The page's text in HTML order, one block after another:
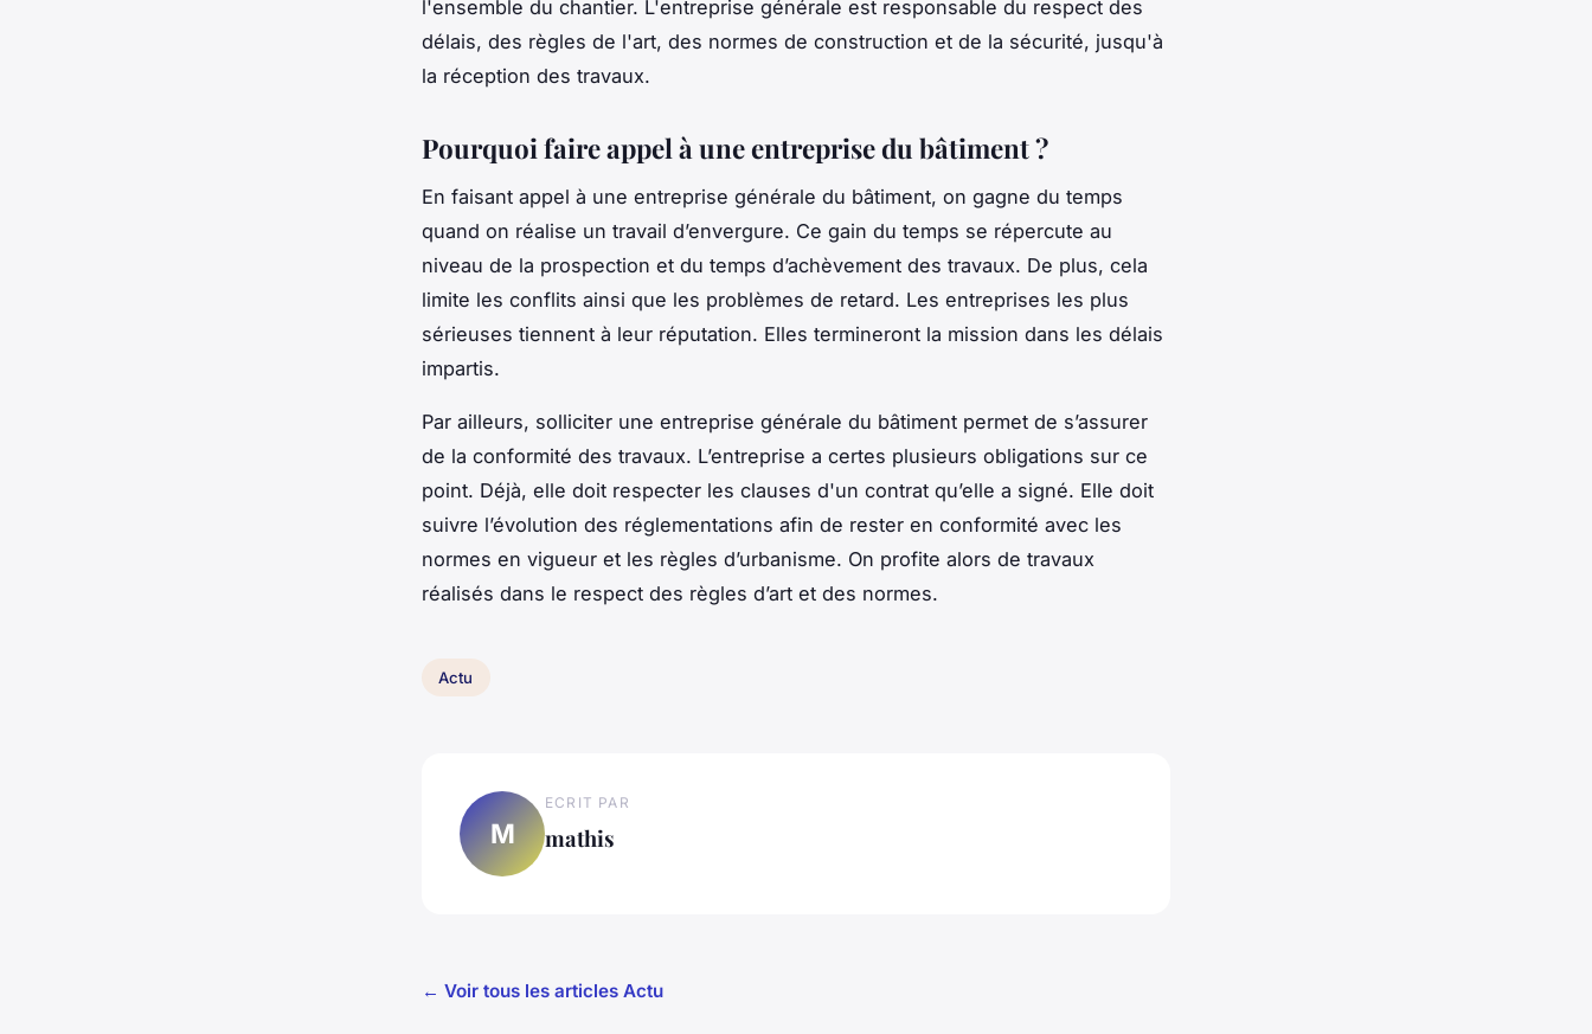
l'ensemble du chantier. L'entreprise générale est responsable du respect des
délais, des règles de l'art, des normes de construction et de la sécurité, jusqu'à
la réception des travaux.
Pourquoi faire appel à une entreprise du bâtiment ?
En faisant appel à une entreprise générale du bâtiment, on gagne du temps
quand on réalise un travail d’envergure. Ce gain du temps se répercute au
niveau de la prospection et du temps d’achèvement des travaux. De plus, cela
limite les conflits ainsi que les problèmes de retard. Les entreprises les plus
sérieuses tiennent à leur réputation. Elles termineront la mission dans les délais
impartis.
Par ailleurs, solliciter une entreprise générale du bâtiment permet de s’assurer
de la conformité des travaux. L’entreprise a certes plusieurs obligations sur ce
point. Déjà, elle doit respecter les clauses d'un contrat qu’elle a signé. Elle doit
suivre l’évolution des réglementations afin de rester en conformité avec les
normes en vigueur et les règles d’urbanisme. On profite alors de travaux
réalisés dans le respect des règles d’art et des normes.
Actu
M
ECRIT PAR
mathis
← Voir tous les articles Actu